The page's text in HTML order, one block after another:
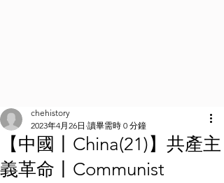
【中國丨China(21)】共產主
義革命丨Communist
chehistory
2023年4月26日 讀畢需時 0 分鐘